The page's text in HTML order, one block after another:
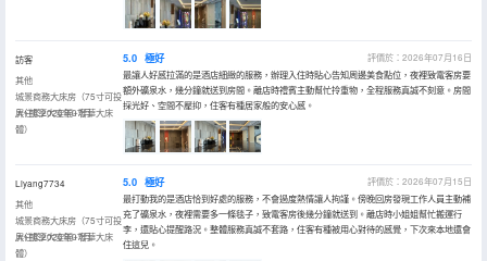
訪客
其他
城景商務大床房（75寸可投
屏+暢享大空間+奢華大床
體）
入住於2026年07月
5.0 極好
評價於：2026年07月16日
最讓人好感拉滿的是酒店細緻的服務，辦理入住時貼心告知周邊美食點位，夜裡致電客房要
額外礦泉水，幾分鐘就送到房間。離店時禮賓主動幫忙拎重物，全程服務真誠不刻意。房間
採光好、空間不壓抑，住客有種居家般的安心感。
Liyang7734
其他
城景商務大床房（75寸可投
屏+暢享大空間+奢華大床
體）
入住於2026年07月
5.0 極好
評價於：2026年07月15日
最打動我的是酒店恰到好處的服務，不會過度熱情讓人拘謹。傍晚回房發現工作人員主動補
充了礦泉水，夜裡需要多一條毯子，致電客房後幾分鐘就送到。離店時小姐姐幫忙搬運行
李，還貼心提醒路況。整體服務真誠不套路，住客有種被用心對待的感覺，下次來本地還會
住這兒。